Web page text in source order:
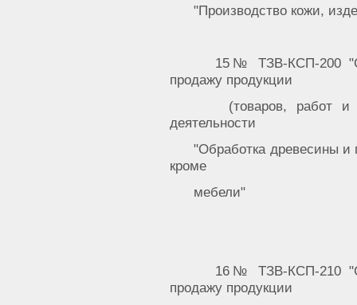
"Производство кожи,
15№ ТЗВ-КСП-200
продажу продукции
(товаров, работ
деятельности
"Обработка древесины и
кроме
мебели"
16№ ТЗВ-КСП-210
продажу продукции